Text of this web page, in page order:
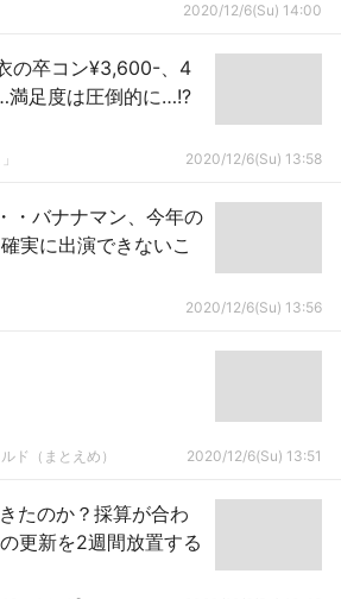
2020/12/6(Su) 14:00
の卒コン¥3,600-、4
足度は圧倒的に…!?
2020/12/6(Su) 13:58
・バナナマン、今年の
実に出演できないこ
2020/12/6(Su) 13:56
ド（まとえめ） 2020/12/6(Su) 13:51
たのか？採算が合わ
更新を2週間放置する